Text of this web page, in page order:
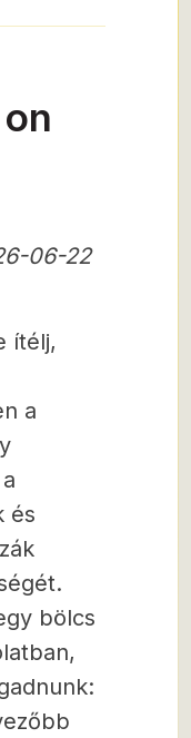
06-22
ítélj,
a
és
bölcs